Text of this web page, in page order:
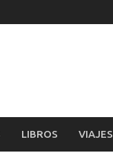
LIBROS VIAJES